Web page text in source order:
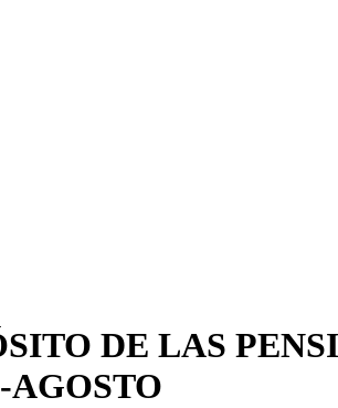
DE LAS